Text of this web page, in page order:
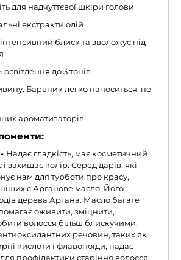
для надчуттєвої шкіри голови
екстракти олій
блиск та зволожує під
до 3 тонів
Барвник легко наноситься, не
ароматизаторів
Надає гладкість, має косметичний
захищає колір. Серед дарів, які
нам для турботи про красу,
є Арганове масло. Його
дерева Аргана. Масло багате
оживити, зміцнити,
волосся більш блискучими.
речовин, таких як
кислоти і флавоноїди, надає
профілактики старіння волосся,